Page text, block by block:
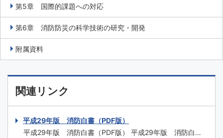
第5章 国際的課題への対応
第6章 消防防災の科学技術の研究・開発
附属資料
関連リンク
平成29年版 消防白書（PDF版）
平成29年版 消防白書（PDF版） 平成29年版 消防白書